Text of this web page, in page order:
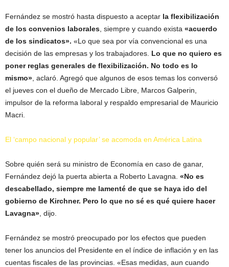
Fernández se mostró hasta dispuesto a aceptar la flexibilización
de los convenios laborales , siempre y cuando exista «acuerdo
de los sindicatos». «Lo que sea por vía convencional es una
decisión de las empresas y los trabajadores. Lo que no quiero es
poner reglas generales de flexibilización. No todo es lo
mismo» , aclaró. Agregó que algunos de esos temas los conversó
el jueves con el dueño de Mercado Libre, Marcos Galperin,
impulsor de la reforma laboral y respaldo empresarial de Mauricio
Macri.
El ‘campo nacional y popular’ se acomoda en América Latina
Sobre quién será su ministro de Economía en caso de ganar,
Fernández dejó la puerta abierta a Roberto Lavagna. «No es
descabellado, siempre me lamenté de que se haya ido del
gobierno de Kirchner. Pero lo que no sé es qué quiere hacer
Lavagna» , dijo.
Fernández se mostró preocupado por los efectos que pueden
tener los anuncios del Presidente en el índice de inflación y en las
cuentas fiscales de las provincias. «Esas medidas, aun cuando